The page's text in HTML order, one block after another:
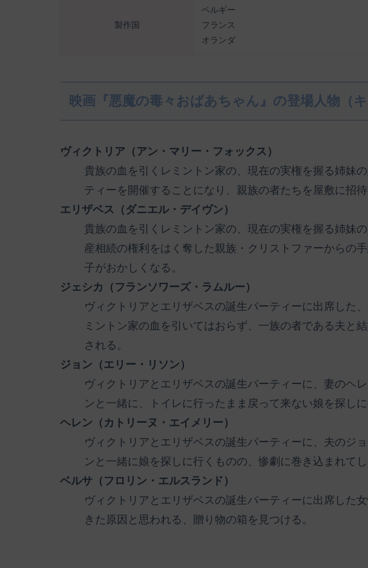
製作国
ベルギー
フランス
オランダ
映画『悪魔の毒々おばあちゃん』の登場人物（キ
ヴィクトリア（アン・マリー・フォックス）
貴族の血を引くレミントン家の、現在の実権を握る姉妹
ティーを開催することになり、親族の者たちを屋敷に招待
エリザベス（ダニエル・デイヴン）
貴族の血を引くレミントン家の、現在の実権を握る姉妹
産相続の権利をはく奪した親族・クリストファーからの
子がおかしくなる。
ジェシカ（フランソワーズ・ラムルー）
ヴィクトリアとエリザベスの誕生パーティーに出席した
ミントン家の血を引いてはおらず、一族の者である夫と
される。
ジョン（エリー・リソン）
ヴィクトリアとエリザベスの誕生パーティーに、妻のヘ
ンと一緒に、トイレに行ったまま戻って来ない娘を探しに
ヘレン（カトリーヌ・エイメリー）
ヴィクトリアとエリザベスの誕生パーティーに、夫のジ
ンと一緒に娘を探しに行くものの、惨劇に巻き込まれてし
ベルサ（フロリン・エルスランド）
ヴィクトリアとエリザベスの誕生パーティーに出席した
きた原因と思われる、贈り物の箱を見つける。